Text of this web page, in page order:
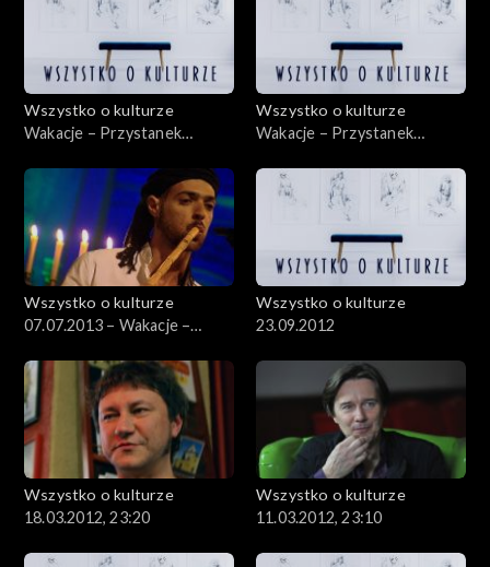
Wszystko o kulturze
Wakacje – Przystanek
Wszystko o kulturze
Wakacje – Przystanek
cz.2
Wszystko o kulturze
07.07.2013 – Wakacje –
Wszystko o kulturze
23.09.2012
Wszystko o kulturze
18.03.2012, 23:20
Wszystko o kulturze
11.03.2012, 23:10